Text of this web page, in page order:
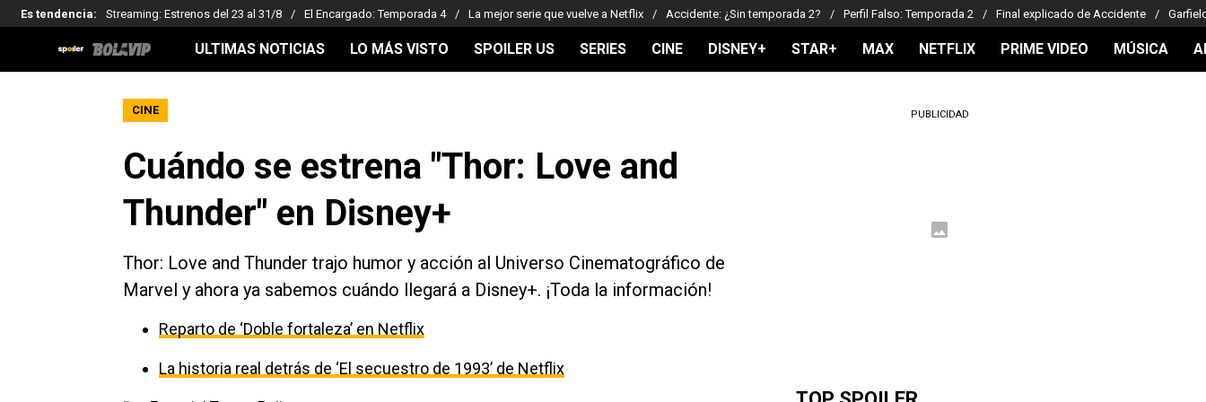
Es tendencia: Streaming: Estrenos del 23 al 31/8 El Encargado: Temporada 4 La mejor serie que vuelve a Netflix Accidente: ¿Sin temporada 2? Perfil Falso: Temporada 2 Final explicado de Accidente
ULTIMAS NOTICIAS LO MÁS VISTO SPOILER US SERIES CINE DISNEY+ STAR+ MAX NETFLIX PRIME VIDEO MÚSICA
CINE
Cuándo se estrena "Thor: Love and
Thunder" en Disney+
Thor: Love and Thunder trajo humor y acción al Universo Cinematográfico de
Marvel y ahora ya sabemos cuándo llegará a Disney+. ¡Toda la información!
Reparto de ‘Doble fortaleza’ en Netflix
La historia real detrás de ‘El secuestro de 1993’ de Netflix
PUBLICIDAD